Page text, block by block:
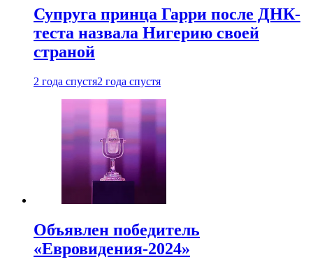
Супруга принца Гарри после ДНК-
теста назвала Нигерию своей
страной
2 года спустя2 года спустя
Объявлен победитель
«Евровидения-2024»